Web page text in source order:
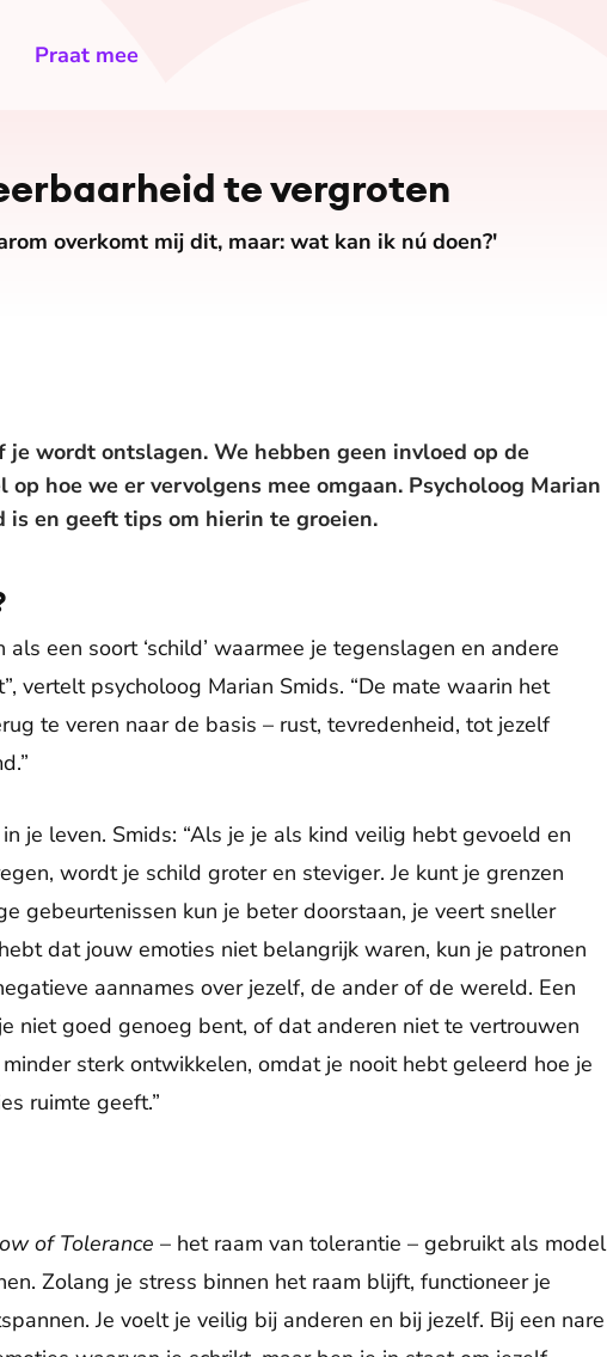
Praat mee
te vergroten
overkomt mij dit, maar: wat kan ik nú doen?'
wordt ontslagen. We hebben geen invloed op de
hoe we er vervolgens mee omgaan. Psycholoog Marian
en geeft tips om hierin te groeien.
een soort ‘schild’ waarmee je tegenslagen en andere
vertelt psycholoog Marian Smids. “De mate waarin het
te veren naar de basis – rust, tevredenheid, tot jezelf
je leven. Smids: “Als je je als kind veilig hebt gevoeld en
wordt je schild groter en steviger. Je kunt je grenzen
gebeurtenissen kun je beter doorstaan, je veert sneller
dat jouw emoties niet belangrijk waren, kun je patronen
aannames over jezelf, de ander of de wereld. Een
niet goed genoeg bent, of dat anderen niet te vertrouwen
sterk ontwikkelen, omdat je nooit hebt geleerd hoe je
ruimte geeft.”
of Tolerance – het raam van tolerantie – gebruikt als model
Zolang je stress binnen het raam blijft, functioneer je
Je voelt je veilig bij anderen en bij jezelf. Bij een nare